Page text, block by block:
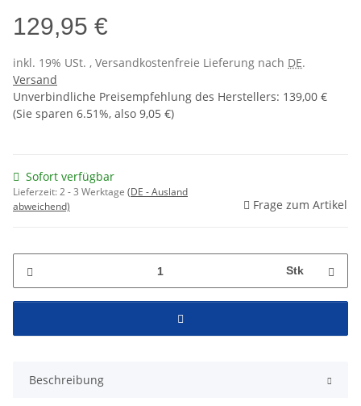
129,95 €
inkl. 19% USt. , Versandkostenfreie Lieferung nach DE.
Versand
Unverbindliche Preisempfehlung des Herstellers: 139,00 €
(Sie sparen 6.51%, also 9,05 €)
Sofort verfügbar
Lieferzeit:2 - 3 Werktage (DE - Ausland
abweichend)
Frage zum Artikel
Stk
Beschreibung